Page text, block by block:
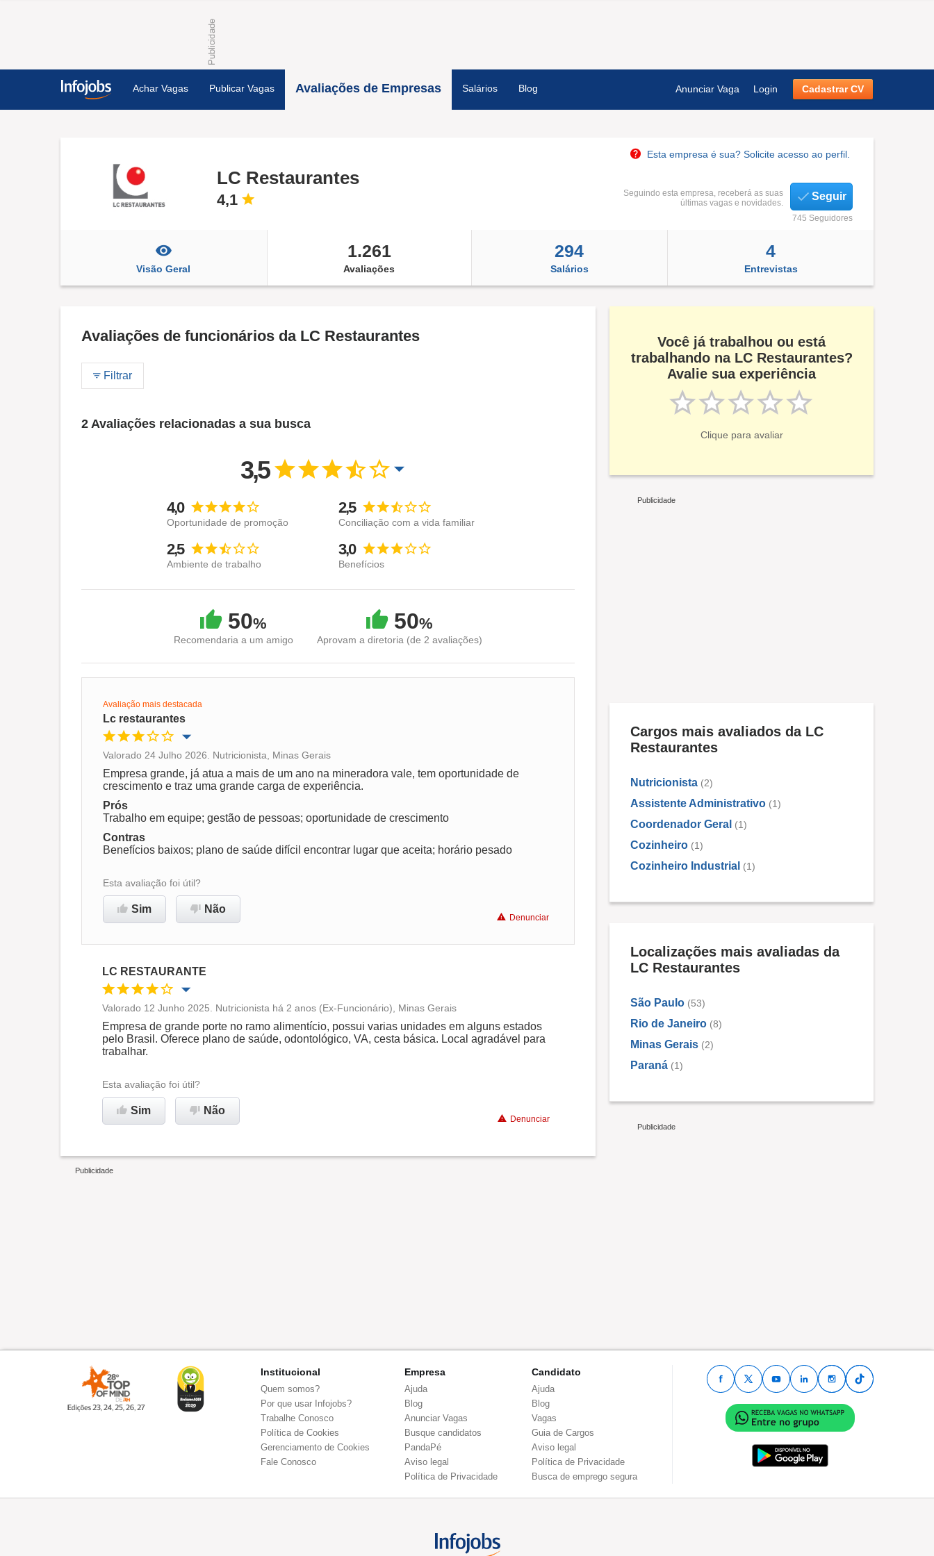
Achar Vagas Publicar Vagas Avaliações de Empresas Salários Blog Anunciar Vaga Login Cadastrar CV
Esta empresa é sua? Solicite acesso ao perfil.
LC Restaurantes
4,1
Seguindo esta empresa, receberá as suas
últimas vagas e novidades.
Seguir
745 Seguidores
Visão Geral
1.261
Avaliações
294
Salários
4
Entrevistas
Avaliações de funcionários da LC Restaurantes
Filtrar
2 Avaliações relacionadas a sua busca
3,5
4,0
Oportunidade de promoção
2,5
Conciliação com a vida familiar
2,5
Ambiente de trabalho
3,0
Benefícios
50%
Recomendaria a um amigo
50%
Aprovam a diretoria (de 2 avaliações)
Avaliação mais destacada
Lc restaurantes
Oportunidade de promoção
Ambiente de trabalho
Conciliação com a vida familiar
Não recomenda esta
Não recomenda a diretoria
Valorado 24 Julho 2026. Nutricionista, Minas Gerais
Empresa grande, já atua a mais de um ano na mineradora vale, tem oportunidade de
crescimento e traz uma grande carga de experiência.
Prós
Trabalho em equipe; gestão de pessoas; oportunidade de crescimento
Contras
Benefícios baixos; plano de saúde difícil encontrar lugar que aceita; horário pesado
Esta avaliação foi útil?
Sim Não
Denunciar
LC RESTAURANTE
Oportunidade de promoção
Ambiente de trabalho
Conciliação com a vida familiar
Recomenda esta empresa
Valorado 12 Junho 2025. Nutricionista há 2 anos (Ex-Funcionário), Minas Gerais
Empresa de grande porte no ramo alimentício, possui varias unidades em alguns estados
pelo Brasil. Oferece plano de saúde, odontológico, VA, cesta básica. Local agradável para
trabalhar.
Esta avaliação foi útil?
Sim Não
Denunciar
Você já trabalhou ou está
trabalhando na LC Restaurantes?
Avalie sua experiência
Clique para avaliar
Cargos mais avaliados da LC
Restaurantes
Nutricionista (2)
Assistente Administrativo (1)
Coordenador Geral (1)
Cozinheiro (1)
Cozinheiro Industrial (1)
Localizações mais avaliadas da
LC Restaurantes
São Paulo (53)
Rio de Janeiro (8)
Minas Gerais (2)
Paraná (1)
Institucional
Quem somos?
Por que usar Infojobs?
Trabalhe Conosco
Política de Cookies
Gerenciamento de Cookies
Fale Conosco
Empresa
Ajuda
Blog
Anunciar Vagas
Busque candidatos
PandaPé
Aviso legal
Política de Privacidade
Candidato
Ajuda
Blog
Vagas
Guia de Cargos
Aviso legal
Política de Privacidade
Busca de emprego segura